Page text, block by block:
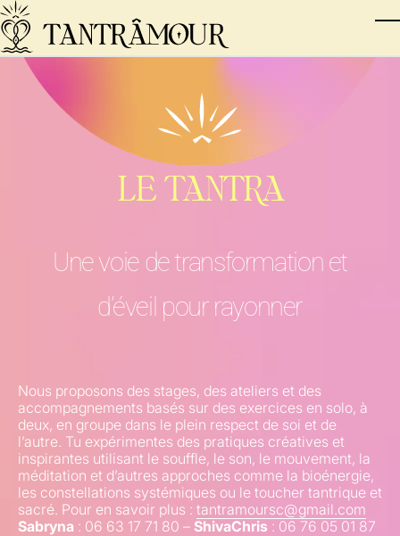
Skip to main content
LE TANTRA
Une voie de transformation et
d’éveil pour rayonner
Nous proposons des stages, des ateliers et des
accompagnements basés sur des exercices en solo, à
deux, en groupe dans le plein respect de soi et de
l’autre. Tu expérimentes des pratiques créatives et
inspirantes utilisant le souffle, le son, le mouvement, la
méditation et d’autres approches comme la bioénergie,
les constellations systémiques ou le toucher tantrique et
sacré. Pour en savoir plus : tantramoursc@gmail.com
Sabryna : 06 63 17 71 80 – ShivaChris : 06 76 05 01 87